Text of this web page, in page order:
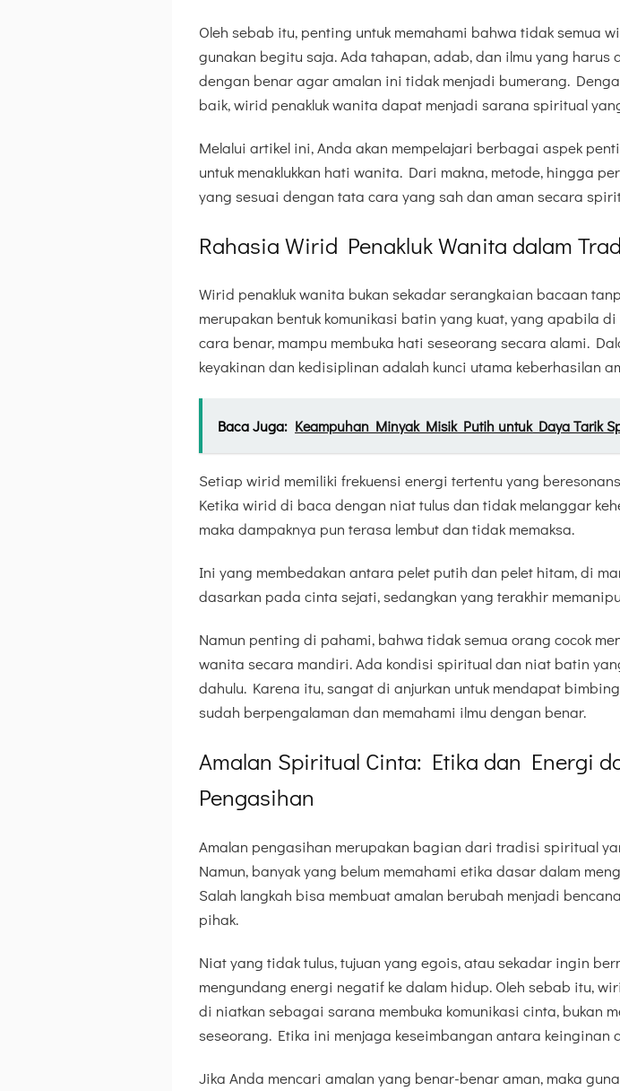
Oleh sebab itu, penting untuk memahami bahwa tidak semua
gunakan begitu saja. Ada tahapan, adab, dan ilmu yang harus
dengan benar agar amalan ini tidak menjadi bumerang.
baik, wirid penakluk wanita dapat menjadi sarana spiritual
Melalui artikel ini, Anda akan mempelajari berbagai aspek
untuk menaklukkan hati wanita. Dari makna, metode, hingga
yang sesuai dengan tata cara yang sah dan aman secara
Rahasia Wirid Penakluk Wanita dalam
Wirid penakluk wanita bukan sekadar serangkaian bacaan
merupakan bentuk komunikasi batin yang kuat, yang apabila
cara benar, mampu membuka hati seseorang secara alami.
keyakinan dan kedisiplinan adalah kunci utama keberhasilan
Baca Juga: Keampuhan Minyak Misik Putih untuk Daya Tarik
Setiap wirid memiliki frekuensi energi tertentu yang
Ketika wirid di baca dengan niat tulus dan tidak melanggar
maka dampaknya pun terasa lembut dan tidak memaksa.
Ini yang membedakan antara pelet putih dan pelet hitam, di
dasarkan pada cinta sejati, sedangkan yang terakhir
Namun penting di pahami, bahwa tidak semua orang cocok
wanita secara mandiri. Ada kondisi spiritual dan niat batin
dahulu. Karena itu, sangat di anjurkan untuk mendapat
sudah berpengalaman dan memahami ilmu dengan benar.
Amalan Spiritual Cinta: Etika dan Energi
Pengasihan
Amalan pengasihan merupakan bagian dari tradisi spiritual
Namun, banyak yang belum memahami etika dasar dalam
Salah langkah bisa membuat amalan berubah menjadi
pihak.
Niat yang tidak tulus, tujuan yang egois, atau sekadar ingin
mengundang energi negatif ke dalam hidup. Oleh sebab itu,
di niatkan sebagai sarana membuka komunikasi cinta, bukan
seseorang. Etika ini menjaga keseimbangan antara keinginan
Jika Anda mencari amalan yang benar-benar aman, maka